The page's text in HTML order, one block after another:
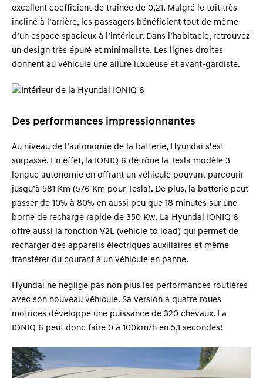
excellent coefficient de traînée de 0,21. Malgré le toit très
incliné à l’arrière, les passagers bénéficient tout de même
d’un espace spacieux à l’intérieur. Dans l’habitacle, retrouvez
un design très épuré et minimaliste. Les lignes droites
donnent au véhicule une allure luxueuse et avant-gardiste.
Des performances impressionnantes
Au niveau de l’autonomie de la batterie, Hyundai s’est
surpassé. En effet, la IONIQ 6 détrône la Tesla modèle 3
longue autonomie en offrant un véhicule pouvant parcourir
jusqu’à 581 Km (576 Km pour Tesla). De plus, la batterie peut
passer de 10% à 80% en aussi peu que 18 minutes sur une
borne de recharge rapide de 350 Kw. La Hyundai IONIQ 6
offre aussi la fonction V2L (vehicle to load) qui permet de
recharger des appareils électriques auxiliaires et même
transférer du courant à un véhicule en panne.
Hyundai ne néglige pas non plus les performances routières
avec son nouveau véhicule. Sa version à quatre roues
motrices développe une puissance de 320 chevaux. La
IONIQ 6 peut donc faire 0 à 100km/h en 5,1 secondes!